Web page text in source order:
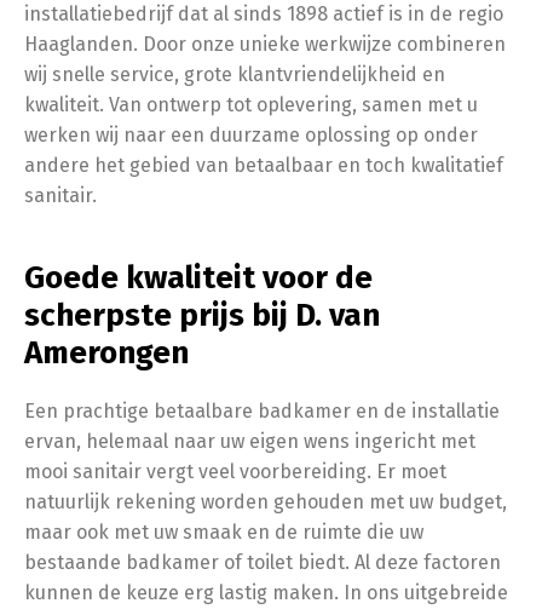
installatiebedrijf dat al sinds 1898 actief is in de regio
Haaglanden. Door onze unieke werkwijze combineren
wij snelle service, grote klantvriendelijkheid en
kwaliteit. Van ontwerp tot oplevering, samen met u
werken wij naar een duurzame oplossing op onder
andere het gebied van betaalbaar en toch kwalitatief
sanitair.
Goede kwaliteit voor de
scherpste prijs bij D. van
Amerongen
Een prachtige betaalbare badkamer en de installatie
ervan, helemaal naar uw eigen wens ingericht met
mooi sanitair vergt veel voorbereiding. Er moet
natuurlijk rekening worden gehouden met uw budget,
maar ook met uw smaak en de ruimte die uw
bestaande badkamer of toilet biedt. Al deze factoren
kunnen de keuze erg lastig maken. In ons uitgebreide